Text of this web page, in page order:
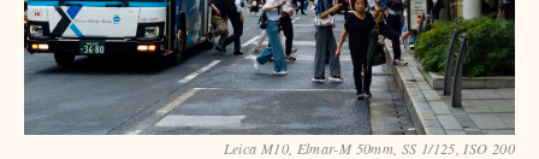
Leica M10, Elmar-M 50mm, SS 1/125, ISO 200